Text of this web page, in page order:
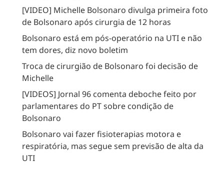
[VIDEO] Michelle Bolsonaro divulga primeira foto
de Bolsonaro após cirurgia de 12 horas
Bolsonaro está em pós-operatório na UTI e não
tem dores, diz novo boletim
Troca de cirurgião de Bolsonaro foi decisão de
Michelle
[VIDEOS] Jornal 96 comenta deboche feito por
parlamentares do PT sobre condição de
Bolsonaro
Bolsonaro vai fazer fisioterapias motora e
respiratória, mas segue sem previsão de alta da
UTI